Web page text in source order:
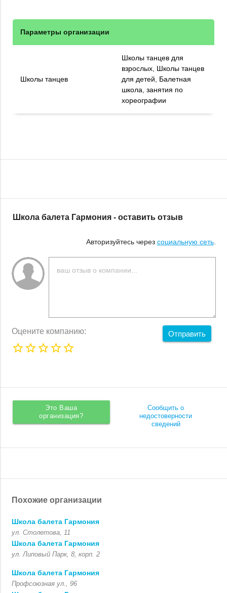
Параметры организации
Школы танцев
Школы танцев для
взрослых Школы танцев
для детей
Балетная
школа занятия по
хореографии
Школа балета Гармония - оставить отзыв
Авторизуйтесь через социальную сеть.
Оцените компанию: Отправить
Это Ваша
организация?
Сообщить о
недостоверности
сведений
Похожие организации
Школа балета Гармония
ул. Столетова, 11
Школа балета Гармония
ул. Липовый Парк, 8, корп. 2
Школа балета Гармония
Профсоюзная ул., 96